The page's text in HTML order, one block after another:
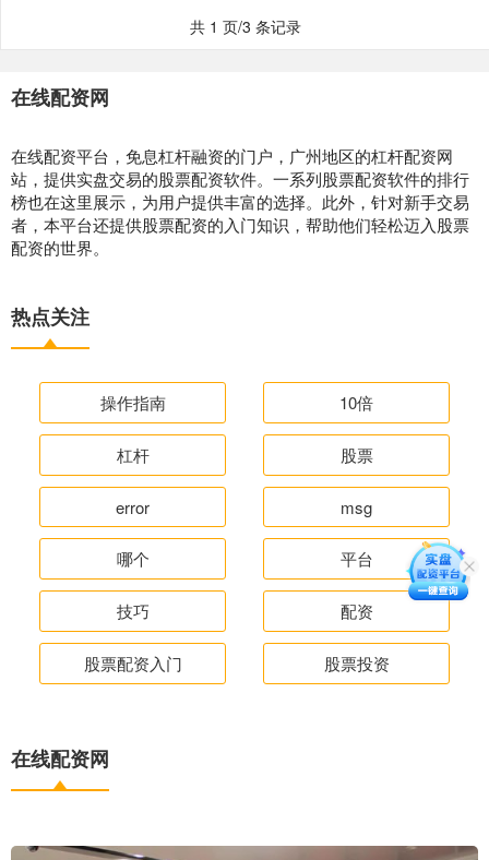
共 1 页/3 条记录
在线配资网
在线配资平台，免息杠杆融资的门户，广州地区的杠杆配资网
站，提供实盘交易的股票配资软件。一系列股票配资软件的排行
榜也在这里展示，为用户提供丰富的选择。此外，针对新手交易
者，本平台还提供股票配资的入门知识，帮助他们轻松迈入股票
配资的世界。
热点关注
操作指南 10倍
杠杆 股票
error msg
哪个 平台
技巧 配资
股票配资入门 股票投资
在线配资网